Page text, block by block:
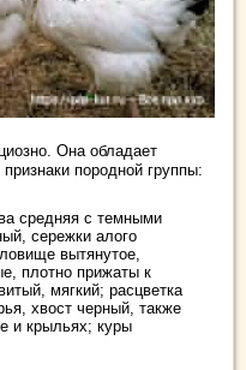
Она обладает
породной группы:
средняя с темными
сережки алого
вытянутое,
плотно прижаты к
мягкий; расцветка
хвост черный, также
и крыльях; куры